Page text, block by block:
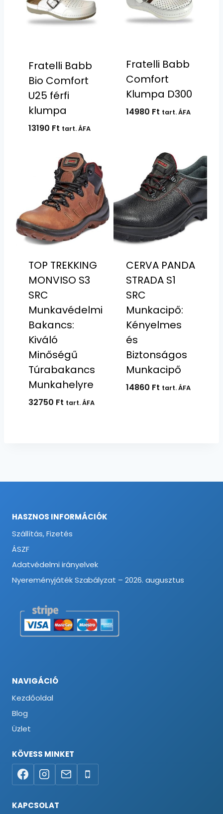
Fratelli Babb
Bio Comfort
U25 férfi
klumpa
13190 Ft tart. ÁFA
Fratelli Babb
Comfort
Klumpa D300
14980 Ft tart. ÁFA
TOP TREKKING
MONVISO S3
SRC
Munkavédelmi
Bakancs:
Kiváló
Minőségű
Túrabakancs
Munkahelyre
32750 Ft tart. ÁFA
CERVA PANDA
STRADA S1
SRC
Munkacipő:
Kényelmes
és
Biztonságos
Munkacipő
14860 Ft tart. ÁFA
HASZNOS INFORMÁCIÓK
Szállítás, Fizetés
ÁSZF
Adatvédelmi irányelvek
Nyereményjáték Szabályzat – 2026. augusztus
NAVIGÁCIÓ
Kezdőoldal
Blog
Üzlet
KÖVESS MINKET
KAPCSOLAT